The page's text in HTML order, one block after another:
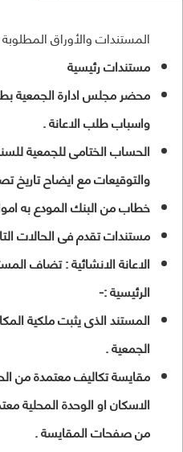
المستندات والأوراق المطلوبة
مستندات رئيسية
محضر مجلس ادارة الجمعية
واسباب طلب الاعانة .
الحساب الختامى للجمعية
والتوقيعات مع ايضاح تاريخ
خطاب من البنك المودع به
مستندات تقدم فى الحالات
الاعانة الانشائية : تضاف
الرئيسية :-
المستند الذى يثبت ملكية
الجمعية .
مقايسة تكاليف معتمدة من
الاسكان او الوحدة المحلية
من صفحات المقايسة .